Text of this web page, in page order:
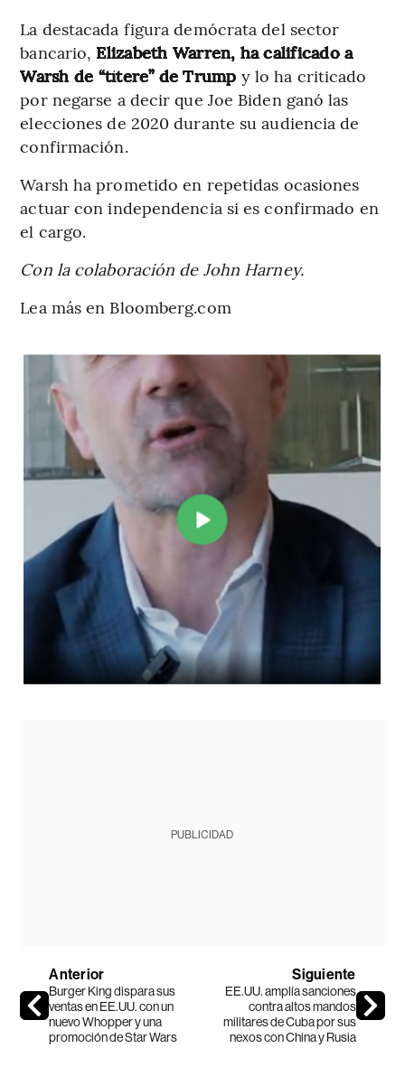
La destacada figura demócrata del sector
bancario, Elizabeth Warren, ha calificado a
Warsh de “títere” de Trump y lo ha criticado
por negarse a decir que Joe Biden ganó las
elecciones de 2020 durante su audiencia de
confirmación.
Warsh ha prometido en repetidas ocasiones
actuar con independencia si es confirmado en
el cargo.
Con la colaboración de John Harney.
Lea más en Bloomberg.com
PUBLICIDAD
Anterior
Burger King dispara sus
ventas en EE.UU. con un
nuevo Whopper y una
promoción de Star Wars
Siguiente
EE.UU. amplía sanciones
contra altos mandos
militares de Cuba por sus
nexos con China y Rusia